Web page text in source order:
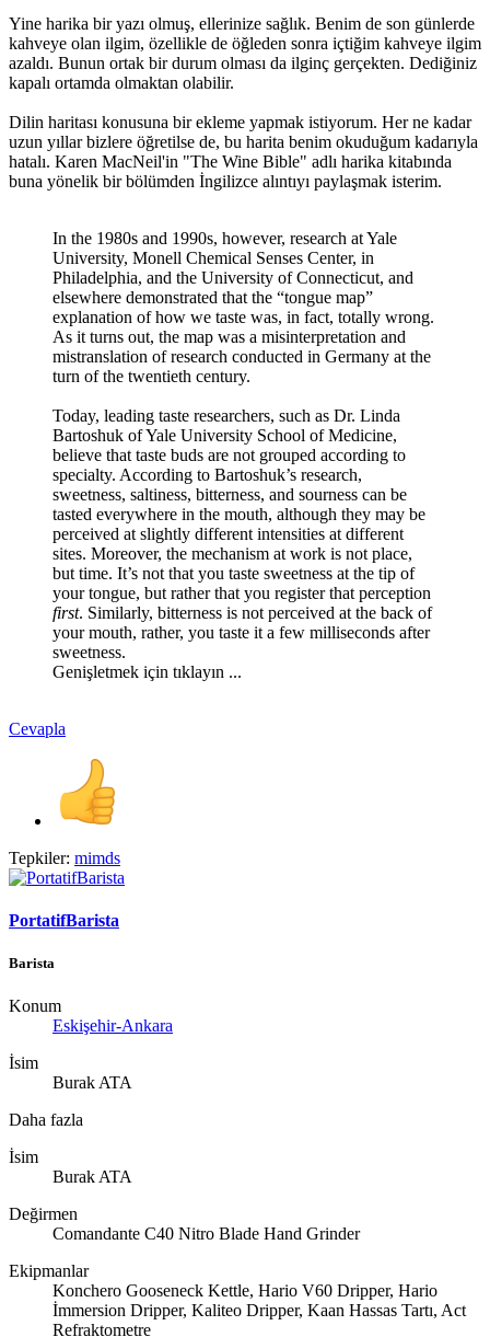
Yine harika bir yazı olmuş, ellerinize sağlık. Benim de son günlerde
kahveye olan ilgim, özellikle de öğleden sonra içtiğim kahveye ilgim
azaldı. Bunun ortak bir durum olması da ilginç gerçekten. Dediğiniz
kapalı ortamda olmaktan olabilir.
Dilin haritası konusuna bir ekleme yapmak istiyorum. Her ne kadar
uzun yıllar bizlere öğretilse de, bu harita benim okuduğum kadarıyla
hatalı. Karen MacNeil'in "The Wine Bible" adlı harika kitabında
buna yönelik bir bölümden İngilizce alıntıyı paylaşmak isterim.
In the 1980s and 1990s, however, research at Yale
University, Monell Chemical Senses Center, in
Philadelphia, and the University of Connecticut, and
elsewhere demonstrated that the “tongue map”
explanation of how we taste was, in fact, totally wrong.
As it turns out, the map was a misinterpretation and
mistranslation of research conducted in Germany at the
turn of the twentieth century.
Today, leading taste researchers, such as Dr. Linda
Bartoshuk of Yale University School of Medicine,
believe that taste buds are not grouped according to
specialty. According to Bartoshuk’s research,
sweetness, saltiness, bitterness, and sourness can be
tasted everywhere in the mouth, although they may be
perceived at slightly different intensities at different
sites. Moreover, the mechanism at work is not place,
but time. It’s not that you taste sweetness at the tip of
your tongue, but rather that you register that perception
first. Similarly, bitterness is not perceived at the back of
your mouth, rather, you taste it a few milliseconds after
sweetness.
Genişletmek için tıklayın ...
Cevapla
Tepkiler: mimds
PortatifBarista
Barista
Konum
Eskişehir-Ankara
İsim
Burak ATA
Daha fazla
İsim
Burak ATA
Değirmen
Comandante C40 Nitro Blade Hand Grinder
Ekipmanlar
Konchero Gooseneck Kettle, Hario V60 Dripper, Hario
İmmersion Dripper, Kaliteo Dripper, Kaan Hassas Tartı, Act
Refraktometre